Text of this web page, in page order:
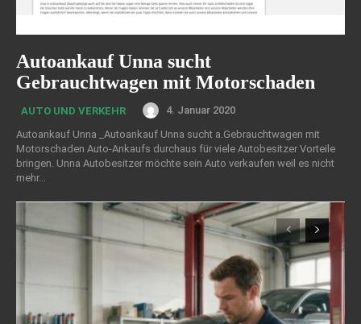
Autoankauf Unna sucht
Gebrauchtwagen mit Motorschaden
AUTO UND VERKEHR
4. Januar 2020
Autoankauf Unna _Autoankauf Unna sucht a.Gebrauchtwagen mit
Motorschaden Auto-Ankaufs durchaus für viele Autobesitzer Vorteile
bringen. Unna Autobesitzer möchte sein Auto verkaufen weil es nicht
mehr...